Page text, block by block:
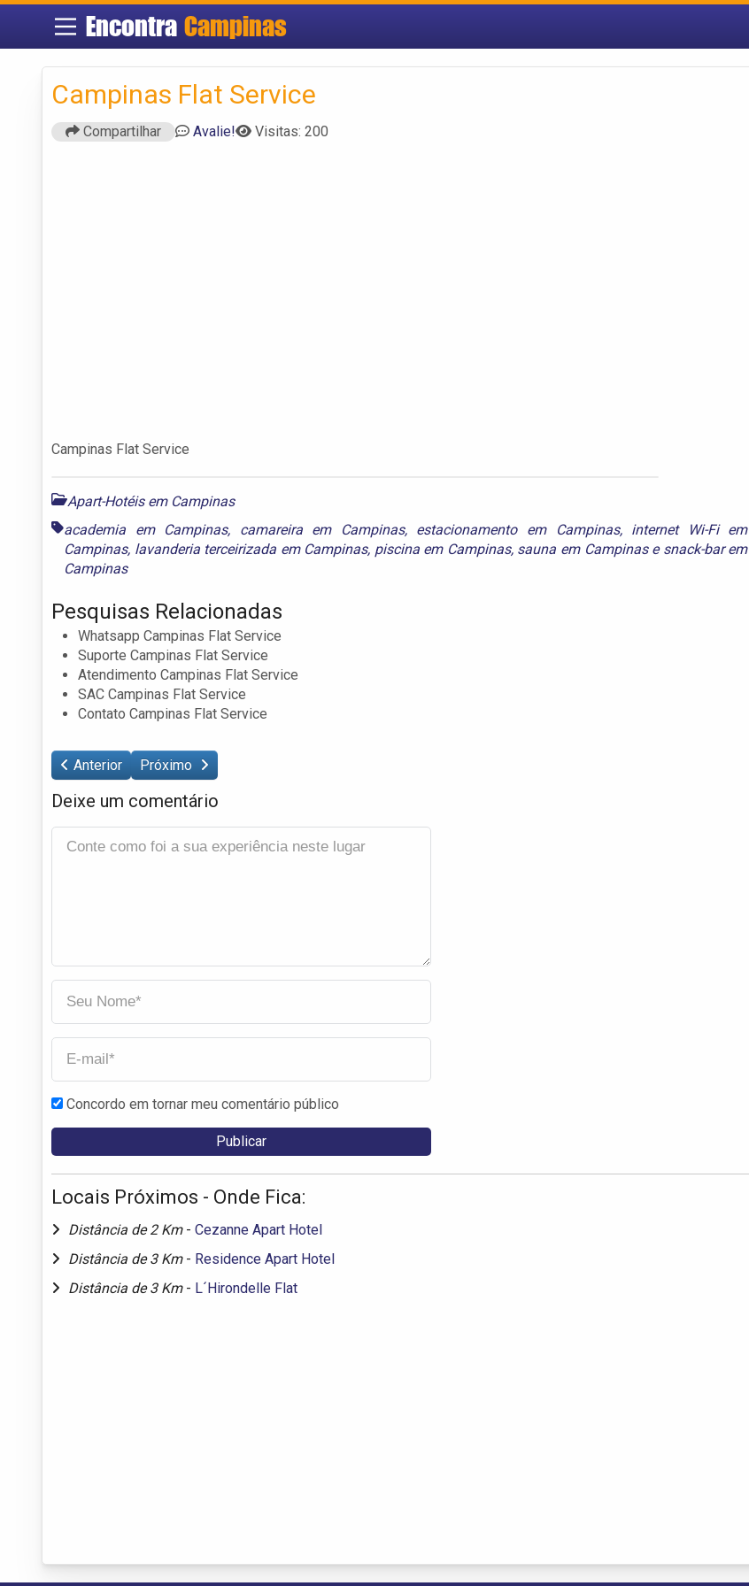
EncontraCampinas
Campinas Flat Service
Compartilhar Avalie! Visitas: 200
Campinas Flat Service
Apart-Hotéis em Campinas
academia em Campinas, camareira em Campinas, estacionamento em Campinas, internet Wi-Fi em
Campinas, lavanderia terceirizada em Campinas, piscina em Campinas, sauna em Campinase snack-bar em
Campinas
Pesquisas Relacionadas
Whatsapp Campinas Flat Service
Suporte Campinas Flat Service
Atendimento Campinas Flat Service
SAC Campinas Flat Service
Contato Campinas Flat Service
Anterior Próximo
Deixe um comentário
Concordo em tornar meu comentário público
Locais Próximos - Onde Fica:
Distância de 2 Km - Cezanne Apart Hotel
Distância de 3 Km - Residence Apart Hotel
Distância de 3 Km - L´Hirondelle Flat